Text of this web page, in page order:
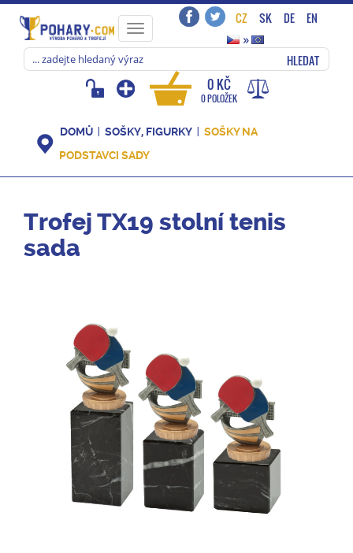
Toggle
navigation
CZ SK DE
EN
»
HLEDAT
0 KČ
0 POLOŽEK
DOMŮ SOŠKY, FIGURKY
SOŠKY NA
PODSTAVCI SADY
Trofej TX19 stolní tenis
sada